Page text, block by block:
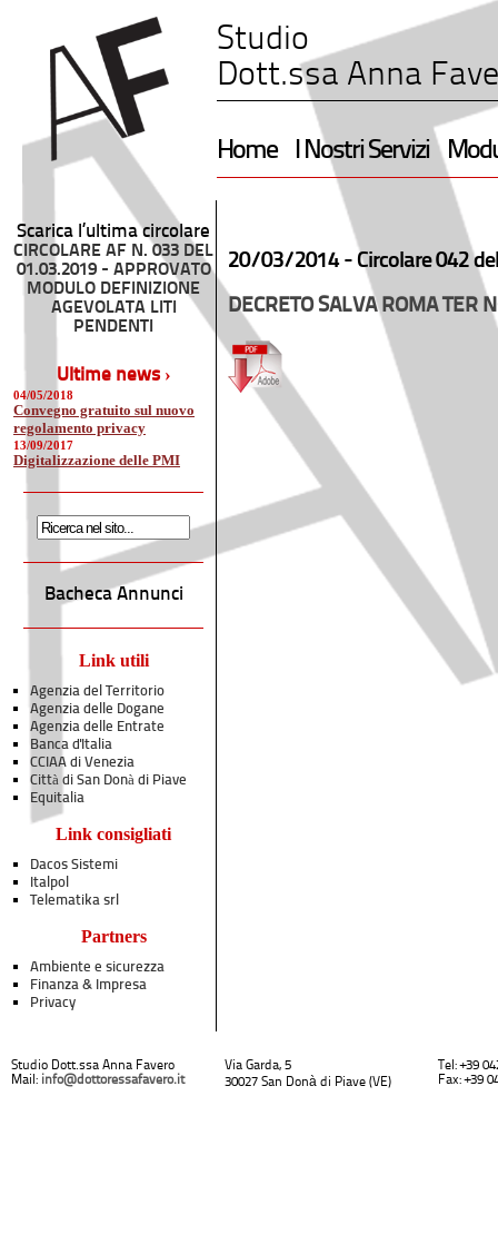
Studio
Dott.ssa Anna
Home I Nostri Servizi
Scarica l’ultima circolare
CIRCOLARE AF N. 033 DEL
01.03.2019 - APPROVATO
MODULO DEFINIZIONE
AGEVOLATA LITI
PENDENTI
Ultime news ›
04/05/2018
Convegno gratuito sul nuovo
regolamento privacy
13/09/2017
Digitalizzazione delle PMI
Bacheca Annunci
Link utili
Agenzia del Territorio
Agenzia delle Dogane
Agenzia delle Entrate
Banca d'Italia
CCIAA di Venezia
Città di San Donà di Piave
Equitalia
Link consigliati
Dacos Sistemi
Italpol
Telematika srl
Partners
Ambiente e sicurezza
Finanza & Impresa
Privacy
20/03/2014 - Circolare 042
DECRETO SALVA ROMA TER
Studio Dott.ssa Anna Favero
Mail: info@dottoressafavero.it
Via Garda, 5
30027 San Donà di Piave (VE)
Tel: +39
Fax: +39